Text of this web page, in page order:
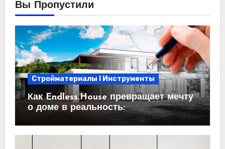
Вы Пропустили
Стройматериалы l Инструменты
Как Endless.House превращает мечту
о доме в реальность:
проектирование под ключ